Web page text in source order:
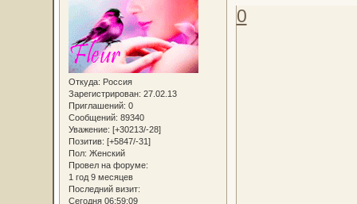
Откуда: Россия
Зарегистрирован: 27.02.13
Приглашений: 0
Сообщений: 89340
Уважение: [+30213/-28]
Позитив: [+5847/-31]
Пол: Женский
Провел на форуме:
1 год 9 месяцев
Последний визит:
Сегодня 06:59:09
0